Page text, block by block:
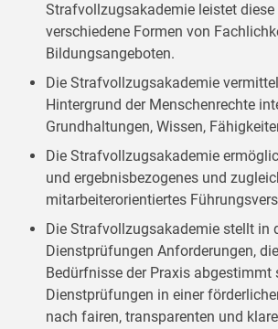
Strafvollzugsakademie leistet
verschiedene Formen von
Bildungsangeboten.
Die Strafvollzugsakademie
Hintergrund der Menschenrechte
Grundhaltungen, Wissen,
Die Strafvollzugsakademie
und ergebnisbezogenes und
mitarbeiterorientiertes
Die Strafvollzugsakademie stellt in
Dienstprüfungen Anforderungen,
Bedürfnisse der Praxis abgestimmt
Dienstprüfungen in einer
nach fairen, transparenten und